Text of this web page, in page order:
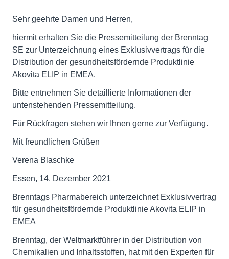
Sehr geehrte Damen und Herren,
hiermit erhalten Sie die Pressemitteilung der Brenntag
SE zur Unterzeichnung eines Exklusivvertrags für die
Distribution der gesundheitsfördernde Produktlinie
Akovita ELIP in EMEA.
Bitte entnehmen Sie detaillierte Informationen der
untenstehenden Pressemitteilung.
Für Rückfragen stehen wir Ihnen gerne zur Verfügung.
Mit freundlichen Grüßen
Verena Blaschke
Essen, 14. Dezember 2021
Brenntags Pharmabereich unterzeichnet Exklusivvertrag
für gesundheitsfördernde Produktlinie Akovita ELIP in
EMEA
Brenntag, der Weltmarktführer in der Distribution von
Chemikalien und Inhaltsstoffen, hat mit den Experten für